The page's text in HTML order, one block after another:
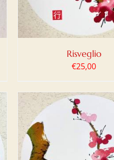
Risveglio
€25,00